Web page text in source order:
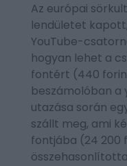
Az európai
lendületet
YouTube-
hogyan lehet a
fontért (440
beszámolóban a
utazása során
szállt meg, ami
fontjába (24 200